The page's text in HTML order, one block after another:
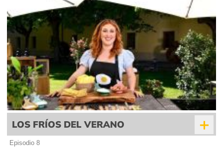
LOS FRÍOS DEL VERANO +
Episodio 8